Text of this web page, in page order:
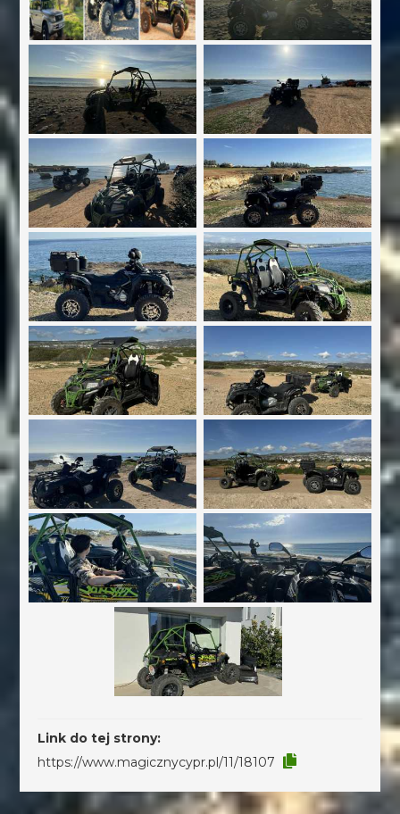
Link do tej strony:
https://www.magicznycypr.pl/11/18107